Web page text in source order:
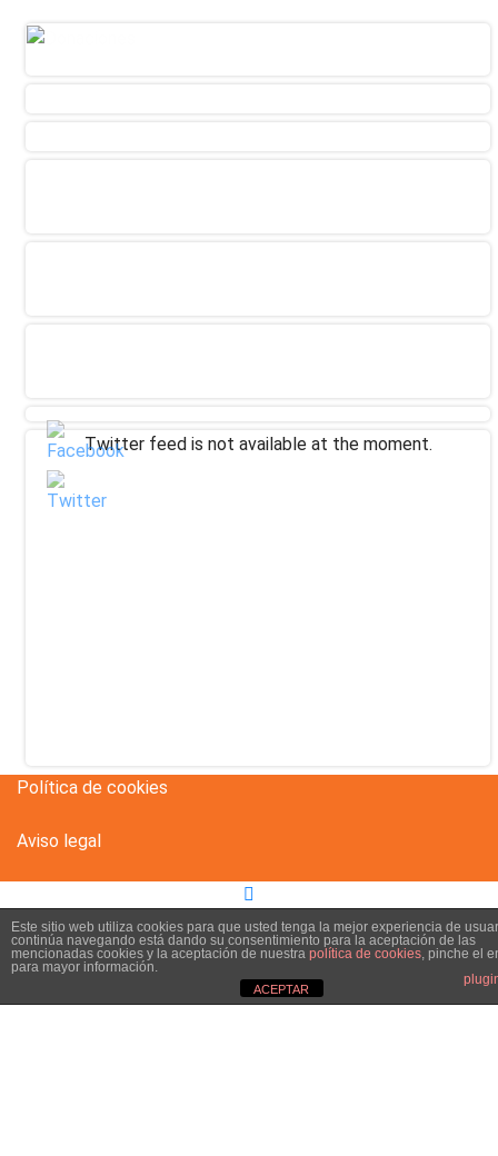
Twitter feed is not available at the moment.
Política de cookies
Aviso legal
Este sitio web utiliza cookies para que usted tenga la mejor experiencia de
continúa navegando está dando su consentimiento para la aceptación de las
mencionadas cookies y la aceptación de nuestra política de cookies, pinche el
para mayor información.
ACEPTAR